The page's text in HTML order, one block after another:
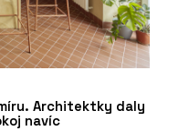
Architektky daly
navíc